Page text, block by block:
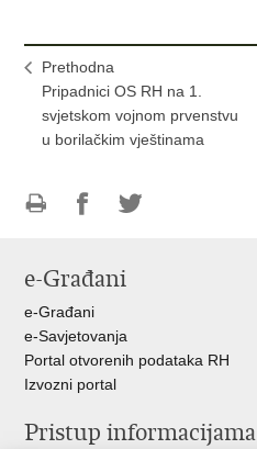
Prethodna
Pripadnici OS RH na 1.
svjetskom vojnom prvenstvu
u borilačkim vještinama
FacebookuTwitteru
e-Građani
e-Građani
e-Savjetovanja
Portal otvorenih podataka RH
Izvozni portal
Pristup informacijama